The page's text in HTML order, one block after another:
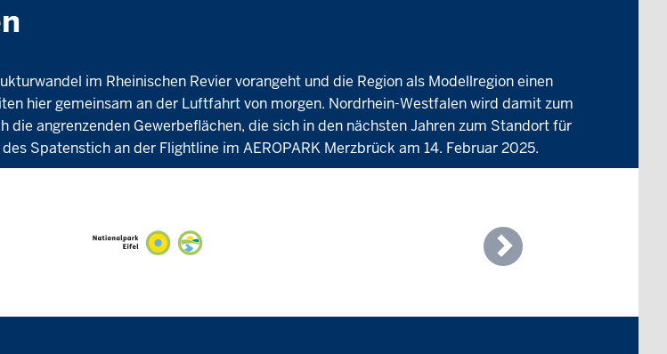
im Rheinischen Revier vorangeht und die Region als Modellregion einen
hier gemeinsam an der Luftfahrt von morgen. Nordrhein-Westfalen wird damit zum
angrenzenden Gewerbeflächen, die sich in den nächsten Jahren zum Standort für
Spatenstich an der Flightline im AEROPARK Merzbrück am 14. Februar 2025.
Next